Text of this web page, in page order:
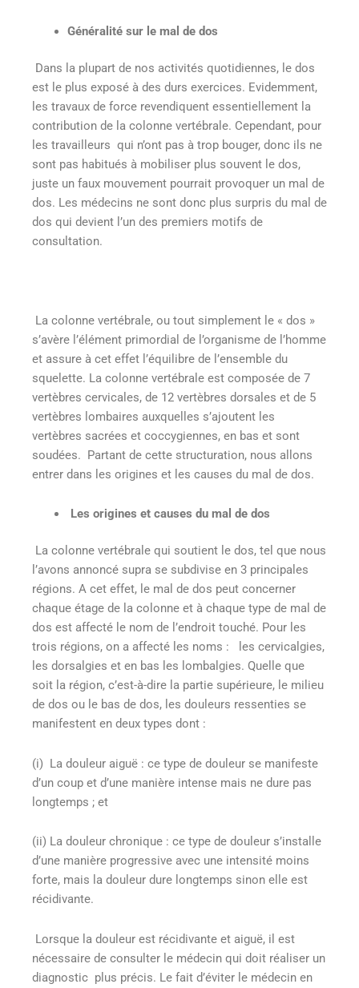
Généralité sur le mal de dos
Dans la plupart de nos activités quotidiennes, le dos
est le plus exposé à des durs exercices. Evidemment,
les travaux de force revendiquent essentiellement la
contribution de la colonne vertébrale. Cependant, pour
les travailleurs qui n’ont pas à trop bouger, donc ils ne
sont pas habitués à mobiliser plus souvent le dos,
juste un faux mouvement pourrait provoquer un mal de
dos. Les médecins ne sont donc plus surpris du mal de
dos qui devient l’un des premiers motifs de
consultation.
La colonne vertébrale, ou tout simplement le « dos »
s’avère l’élément primordial de l’organisme de l’homme
et assure à cet effet l’équilibre de l’ensemble du
squelette. La colonne vertébrale est composée de 7
vertèbres cervicales, de 12 vertèbres dorsales et de 5
vertèbres lombaires auxquelles s’ajoutent les
vertèbres sacrées et coccygiennes, en bas et sont
soudées. Partant de cette structuration, nous allons
entrer dans les origines et les causes du mal de dos.
Les origines et causes du mal de dos
La colonne vertébrale qui soutient le dos, tel que nous
l’avons annoncé supra se subdivise en 3 principales
régions. A cet effet, le mal de dos peut concerner
chaque étage de la colonne et à chaque type de mal de
dos est affecté le nom de l’endroit touché. Pour les
trois régions, on a affecté les noms : les cervicalgies,
les dorsalgies et en bas les lombalgies. Quelle que
soit la région, c’est-à-dire la partie supérieure, le milieu
de dos ou le bas de dos, les douleurs ressenties se
manifestent en deux types dont :
(i) La douleur aiguë : ce type de douleur se manifeste
d’un coup et d’une manière intense mais ne dure pas
longtemps ; et
(ii) La douleur chronique : ce type de douleur s’installe
d’une manière progressive avec une intensité moins
forte, mais la douleur dure longtemps sinon elle est
récidivante.
Lorsque la douleur est récidivante et aiguë, il est
nécessaire de consulter le médecin qui doit réaliser un
diagnostic plus précis. Le fait d’éviter le médecin en